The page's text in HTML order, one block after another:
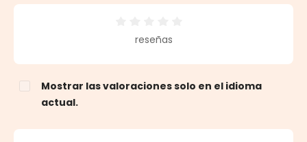
Calificación promedio de 0 de 5 estrellas
reseñas
Mostrar las valoraciones solo en el idioma
actual.